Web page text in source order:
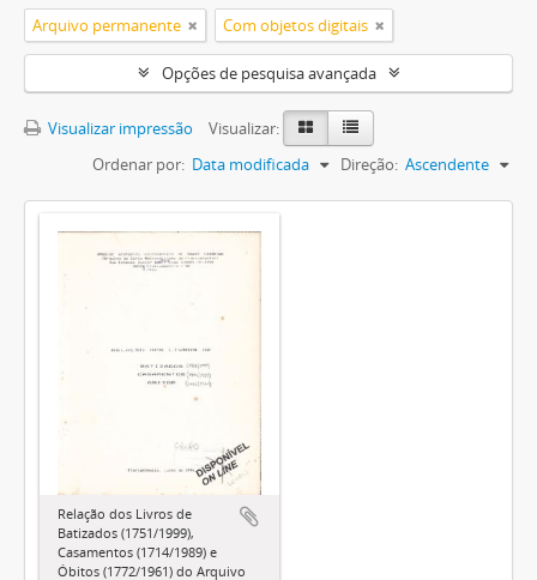
Arquivo permanente Com objetos digitais
Opções de pesquisa avançada
Visualizar impressão
Visualizar:
Ordenar por: Data modificada Direção: Ascendente
Relação dos Livros de
Batizados (1751/1999),
Casamentos (1714/1989) e
Óbitos (1772/1961) do Arquivo